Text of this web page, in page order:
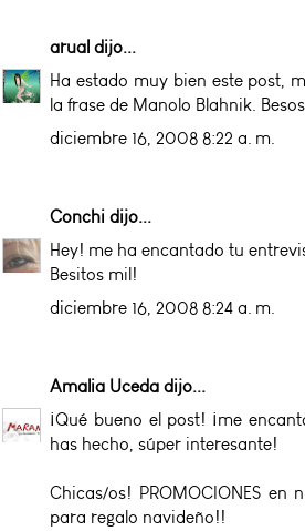
arual dijo...
Ha estado muy bien este post,
la frase de Manolo Blahnik.
diciembre 16, 2008 8:22 a. m.
Conchi dijo...
Hey! me ha encantado tu
Besitos mil!
diciembre 16, 2008 8:24 a. m.
Amalia Uceda dijo...
¡Qué bueno el post! ¡me
has hecho, súper interesante!
Chicas/os! PROMOCIONES en
para regalo navideño!!